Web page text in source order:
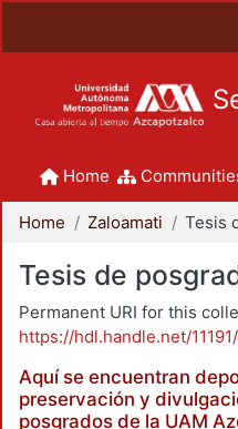
Home
Home Zaloamati
Tesis de
Permanent URI for this
https://hdl.handle.net/
Aquí se encuentran
preservación y
posgrados de la UAM